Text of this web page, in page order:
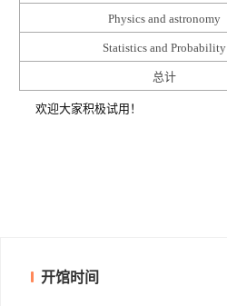
Physics and astronomy
Statistics and Probability
总计
欢迎大家积极试用！
开馆时间